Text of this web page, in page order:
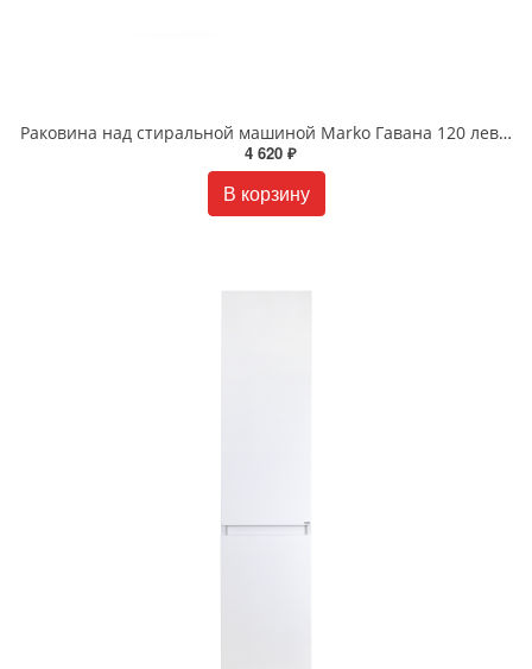
Раковина над стиральной машиной Marko Гавана 120 левая белая 5216120
4 620 ₽
В корзину